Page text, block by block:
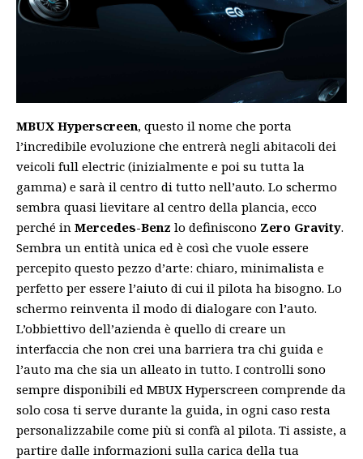
MBUX Hyperscreen, questo il nome che porta
l’incredibile evoluzione che entrerà negli abitacoli dei
veicoli full electric (inizialmente e poi su tutta la
gamma) e sarà il centro di tutto nell’auto. Lo schermo
sembra quasi lievitare al centro della plancia, ecco
perché in Mercedes-Benz lo definiscono Zero Gravity.
Sembra un entità unica ed è così che vuole essere
percepito questo pezzo d’arte: chiaro, minimalista e
perfetto per essere l’aiuto di cui il pilota ha bisogno. Lo
schermo reinventa il modo di dialogare con l’auto.
L’obbiettivo dell’azienda è quello di creare un
interfaccia che non crei una barriera tra chi guida e
l’auto ma che sia un alleato in tutto. I controlli sono
sempre disponibili ed MBUX Hyperscreen comprende da
solo cosa ti serve durante la guida, in ogni caso resta
personalizzabile come più si confà al pilota. Ti assiste, a
partire dalle informazioni sulla carica della tua